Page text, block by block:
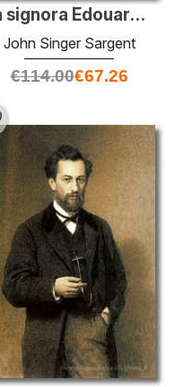
La signora Edouard Pailleron
John Singer Sargent
€114.00€67.26